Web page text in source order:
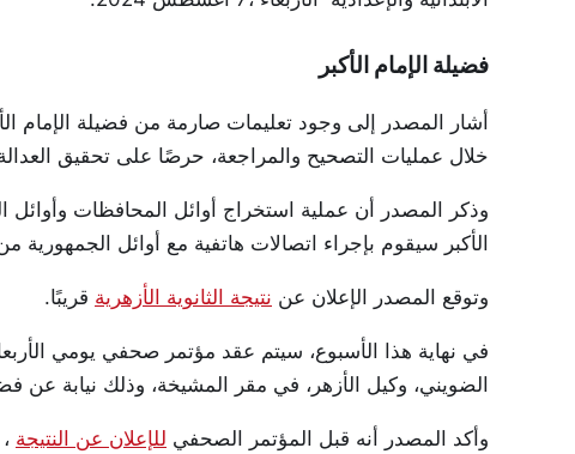
فضيلة الإمام الأكبر
أشار المصدر إلى وجود تعليمات صارمة من فضيلة الإمام
خلال عمليات التصحيح والمراجعة، حرصًا على تحقيق
وذكر المصدر أن عملية استخراج أوائل المحافظات وأوائل
الأكبر سيقوم بإجراء اتصالات هاتفية مع أوائل الجمهورية
وتوقع المصدر الإعلان عن نتيجة الثانوية الأزهرية قريبًا.
في نهاية هذا الأسبوع، سيتم عقد مؤتمر صحفي يومي
الضويني، وكيل الأزهر، في مقر المشيخة، وذلك نيابة عن
وأكد المصدر أنه قبل المؤتمر الصحفي للإعلان عن النتيجة